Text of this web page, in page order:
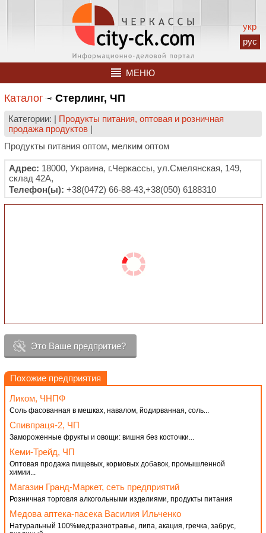
укр
рус
МЕНЮ
Каталог Стерлинг, ЧП
Категории: | Продукты питания, оптовая и розничная
продажа продуктов |
Продукты питания оптом, мелким оптом
Адрес: 18000, Украина, г.Черкассы, ул.Смелянская, 149,
склад 42А,
Телефон(ы): +38(0472) 66-88-43,+38(050) 6188310
Это Ваше предпритие?
Похожие предприятия
Ликом, ЧНПФ
Соль фасованная в мешках, навалом, йодирванная, соль...
Спивпраця-2, ЧП
Замороженные фрукты и овощи: вишня без косточки...
Кеми-Трейд, ЧП
Оптовая продажа пищевых, кормовых добавок, промышленной
химии...
Магазин Гранд-Маркет, сеть предприятий
Розничная торговля алкогольными изделиями, продукты питания
Медова аптека-пасека Василия Ильченко
Натуральный 100%мед:разнотравье, липа, акация, гречка, забрус,